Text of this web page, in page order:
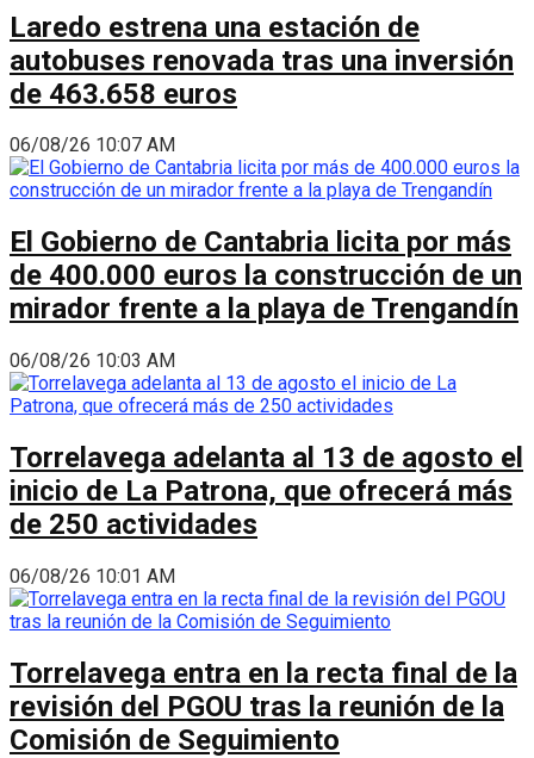
Laredo estrena una estación de
autobuses renovada tras una inversión
de 463.658 euros
06/08/26 10:07 AM
El Gobierno de Cantabria licita por más
de 400.000 euros la construcción de un
mirador frente a la playa de Trengandín
06/08/26 10:03 AM
Torrelavega adelanta al 13 de agosto el
inicio de La Patrona, que ofrecerá más
de 250 actividades
06/08/26 10:01 AM
Torrelavega entra en la recta final de la
revisión del PGOU tras la reunión de la
Comisión de Seguimiento